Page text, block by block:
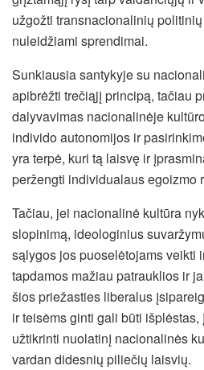
užgožti transnacionalinių
nuleidžiami sprendimai.
Sunkiausia santykyje su
apibrėžti trečiąjį principą, tačiau
dalyvavimas nacionalinėje
individo autonomijos ir
yra terpė, kuri tą laisvę ir
peržengti individualaus egoizmo
Tačiau, jei nacionalinė kultūra
slopinimą, ideologinius
sąlygos jos puoselėtojams veikti
tapdamos mažiau patrauklios ir
šios priežasties liberalus
ir teisėms ginti gali būti
užtikrinti nuolatinį nacionalinės
vardan didesnių piliečių laisvių.